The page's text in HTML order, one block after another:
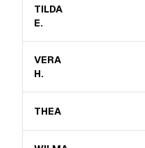
TILDA
E.
VERA
H.
THEA